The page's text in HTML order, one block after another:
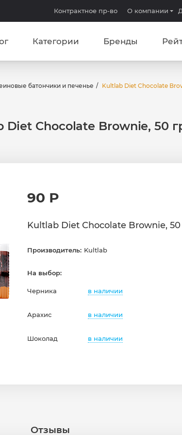
Контрактное пр-во О компании
Категории Бренды
батончики и печенье Kultlab Diet Chocolate
Diet Chocolate Brownie, 50
90 Р
Kultlab Diet Chocolate Brownie, 50
Производитель: Kultlab
На выбор:
Черника в наличии
Арахис в наличии
Шоколад в наличии
Отзывы